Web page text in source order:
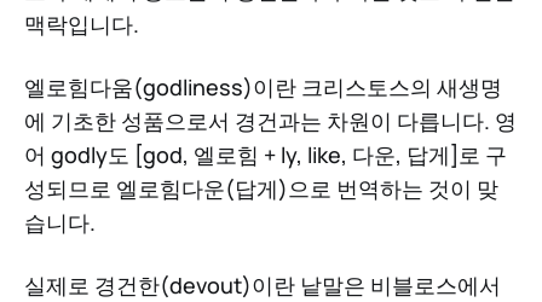
맥락입니다.
엘로힘다움(godliness)이란 크리스토스의 새생명
에 기초한 성품으로서 경건과는 차원이 다릅니다. 영
어 godly도 [god, 엘로힘 + ly, like, 다운, 답게]로 구
성되므로 엘로힘다운(답게)으로 번역하는 것이 맞
습니다.
실제로 경건한(devout)이란 낱말은 비블로스에서